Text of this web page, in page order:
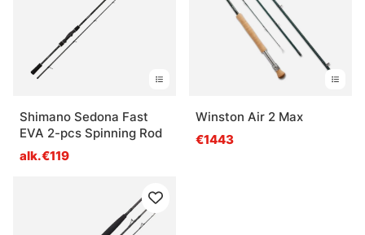
Shimano Sedona Fast
EVA 2-pcs Spinning Rod
alk.€119
Winston Air 2 Max
€1443